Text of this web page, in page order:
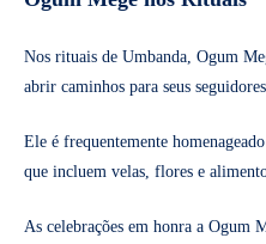
Nos rituais de Umbanda, Ogum
abrir caminhos para seus
Ele é frequentemente
que incluem velas, flores e
As celebrações em honra a Ogum